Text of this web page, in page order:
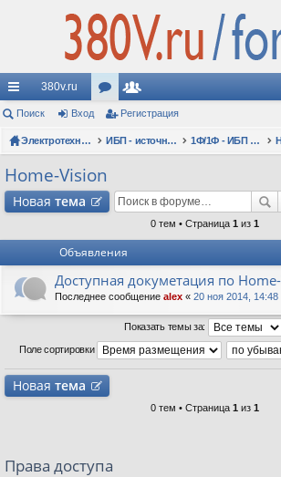
с
ы
лк
380v.ru
ор
ум
ол
ьз
ат
и
Поиск Вход Регистрация
Электротехнические форумы ИБП - источники бесперебойного питания 1Ф/1Ф - ИБП N-POWER - однофазные 1-10 кВА - вопросы по моделям
Home-Vision
Новая тема
0 тем • Страница 1 из 1
Объявления
Доступная докуметация по
Последнее сообщение alex « 20 ноя 2014, 14:48
Показать темы за:
Поле сортировки
Новая тема
0 тем • Страница 1 из 1
Права доступа